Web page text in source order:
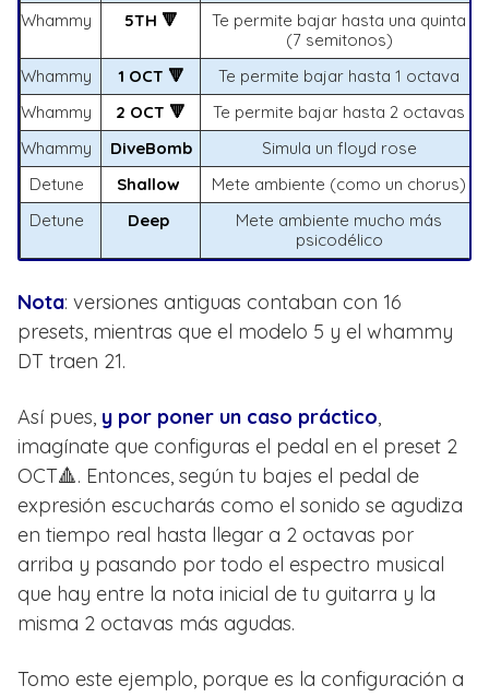
Whammy
5TH 🔻
Te permite bajar hasta una quinta
(7 semitonos)
Whammy
1 OCT 🔻
Te permite bajar hasta 1 octava
Whammy
2 OCT 🔻
Te permite bajar hasta 2 octavas
Whammy
DiveBomb
Simula un floyd rose
Detune
Shallow
Mete ambiente (como un chorus)
Detune
Deep
Mete ambiente mucho más
psicodélico
Nota: versiones antiguas contaban con 16
presets, mientras que el modelo 5 y el whammy
DT traen 21.
Así pues, y por poner un caso práctico
imagínate que configuras el pedal en el preset 2
OCT🔺. Entonces, según tu bajes el pedal de
expresión escucharás como el sonido se agudiza
en tiempo real hasta llegar a 2 octavas por
arriba y pasando por todo el espectro musical
que hay entre la nota inicial de tu guitarra y la
misma 2 octavas más agudas.
Tomo este ejemplo, porque es la configuración a